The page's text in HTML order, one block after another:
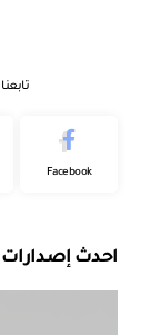
Facebook
احدث إصدارات